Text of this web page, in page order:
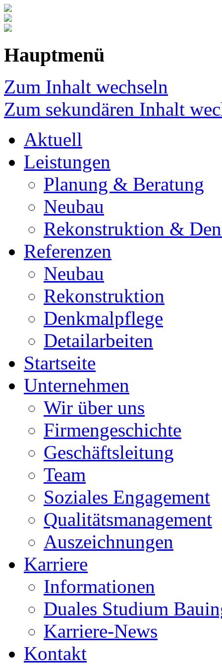
Hauptmenü
Zum Inhalt wechseln
Zum sekundären Inhalt
Aktuell
Leistungen
Planung & Beratung
Neubau
Rekonstruktion &
Referenzen
Neubau
Rekonstruktion
Denkmalpflege
Detailarbeiten
Startseite
Unternehmen
Wir über uns
Firmengeschichte
Geschäftsleitung
Team
Soziales Engagement
Qualitätsmanagement
Auszeichnungen
Karriere
Informationen
Duales Studium
Karriere-News
Kontakt